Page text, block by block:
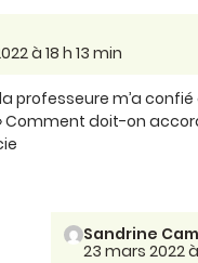
à 18 h 13 min
professeure m’a confié
Comment doit-on
Sandrine
23 mars 2022